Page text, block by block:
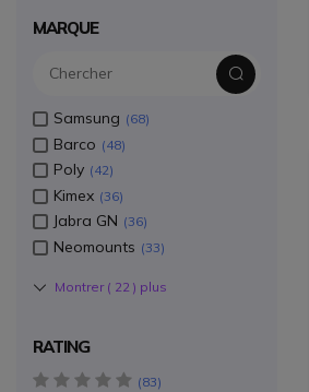
MARQUE
Samsung 68
Barco 48
Poly 42
Kimex 36
Jabra GN 36
Neomounts 33
Montrer ( 22 ) plus
RATING
5 star(s)
83